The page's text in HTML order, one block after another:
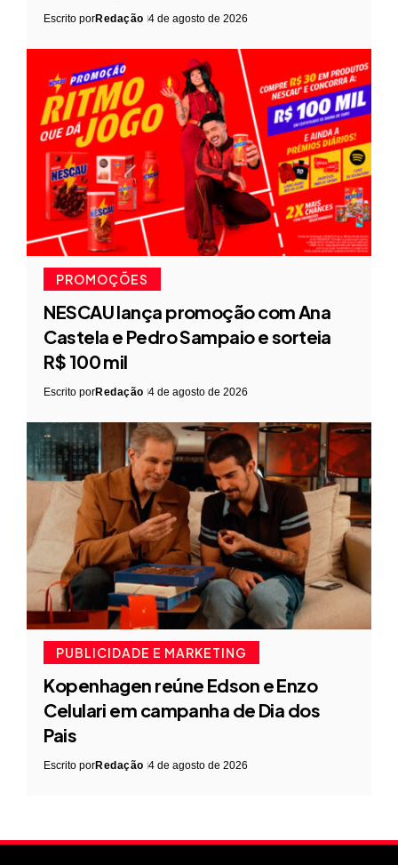
Escrito porRedação 4 de agosto de 2026
PROMOÇÕES
NESCAU lança promoção com Ana
Castela e Pedro Sampaio e sorteia
R$ 100 mil
Escrito porRedação 4 de agosto de 2026
PUBLICIDADE E MARKETING
Kopenhagen reúne Edson e Enzo
Celulari em campanha de Dia dos
Pais
Escrito porRedação 4 de agosto de 2026